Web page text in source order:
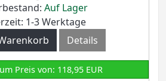
Auf Lager
1-3 Werktage
Details
Preis von: 118,95 EUR